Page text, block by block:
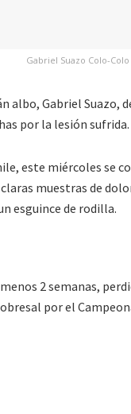
Gabriel Suazo Colo-
albo, Gabriel Suazo,
por la lesión sufrida.
este miércoles se
muestras de
esguince de rodilla.
2 semanas,
por el